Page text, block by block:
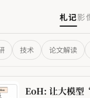
札记影
技术 论文解读
EoH: 让大模